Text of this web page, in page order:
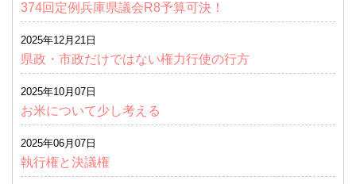
374回定例兵庫県議会R8予算可決！
2025年12月21日
県政・市政だけではない権力行使の行方
2025年10月07日
お米について少し考える
2025年06月07日
執行権と決議権